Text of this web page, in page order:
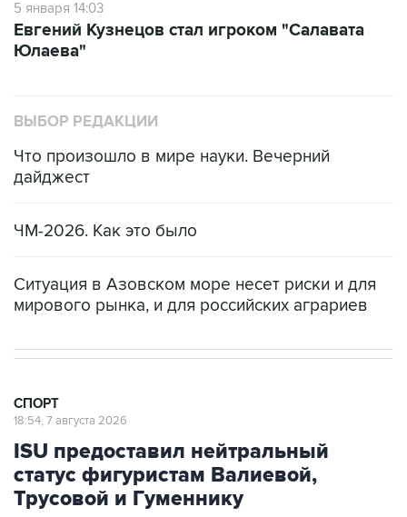
5 января 14:03
Евгений Кузнецов стал игроком "Салавата
Юлаева"
ВЫБОР РЕДАКЦИИ
Что произошло в мире науки. Вечерний
дайджест
ЧМ-2026. Как это было
Ситуация в Азовском море несет риски и для
мирового рынка, и для российских аграриев
СПОРТ
18:54, 7 августа 2026
ISU предоставил нейтральный
статус фигуристам Валиевой,
Трусовой и Гуменнику